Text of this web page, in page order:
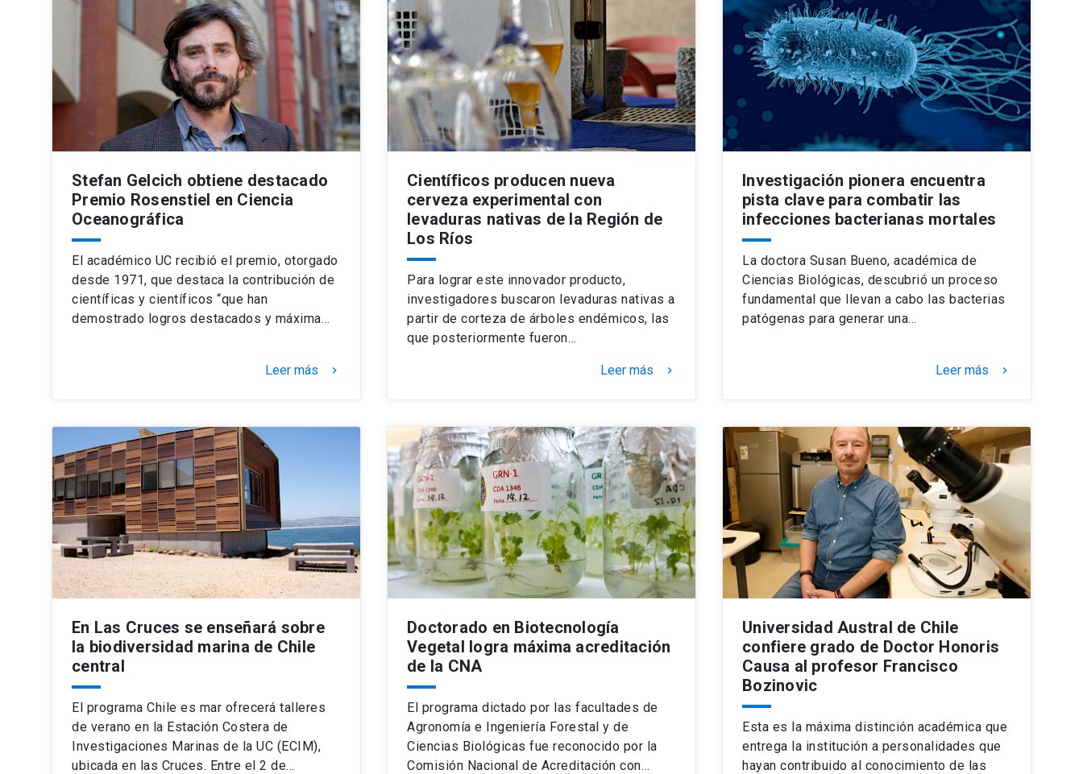
Stefan Gelcich obtiene destacado
Premio Rosenstiel en Ciencia
Oceanográfica
El académico UC recibió el premio, otorgado
desde 1971, que destaca la contribución de
científicas y científicos “que han
demostrado logros destacados y máxima…
Leer más keyboard_arrow_right
Científicos producen nueva
cerveza experimental con
levaduras nativas de la Región de
Los Ríos
Para lograr este innovador producto,
investigadores buscaron levaduras nativas a
partir de corteza de árboles endémicos, las
que posteriormente fueron…
Leer más keyboard_arrow_right
Investigación pionera encuentra
pista clave para combatir las
infecciones bacterianas mortales
La doctora Susan Bueno, académica de
Ciencias Biológicas, descubrió un proceso
fundamental que llevan a cabo las bacterias
patógenas para generar una…
Leer más keyboard_arrow_right
En Las Cruces se enseñará sobre
la biodiversidad marina de Chile
central
El programa Chile es mar ofrecerá talleres
de verano en la Estación Costera de
Investigaciones Marinas de la UC (ECIM),
ubicada en las Cruces. Entre el 2 de…
Doctorado en Biotecnología
Vegetal logra máxima acreditación
de la CNA
El programa dictado por las facultades de
Agronomía e Ingeniería Forestal y de
Ciencias Biológicas fue reconocido por la
Comisión Nacional de Acreditación con…
Universidad Austral de Chile
confiere grado de Doctor Honoris
Causa al profesor Francisco
Bozinovic
Esta es la máxima distinción académica que
entrega la institución a personalidades que
hayan contribuido al conocimiento de las